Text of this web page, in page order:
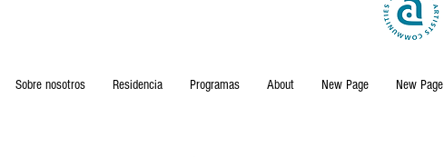
Sobre nosotros Residencia Programas About New Page New Page